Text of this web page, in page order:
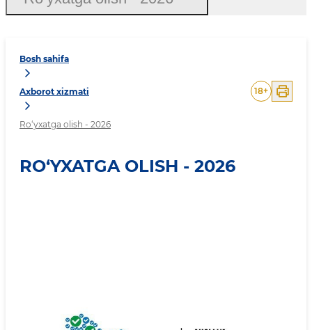
Bosh sahifa
Axborot xizmati
Ro‘yxatga olish - 2026
18+
RO‘YXATGA OLISH - 2026